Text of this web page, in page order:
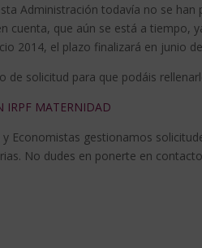
Administración todavía no se
cuenta, que aún se está a tiempo,
2014, el plazo finalizará en junio
de solicitud para que podáis
IRPF MATERNIDAD
Economistas gestionamos
No dudes en ponerte en